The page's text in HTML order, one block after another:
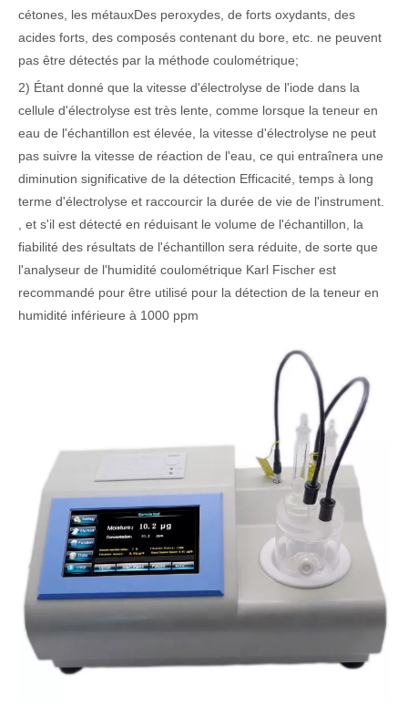
cétones, les métauxDes peroxydes, de forts oxydants, des
acides forts, des composés contenant du bore, etc. ne peuvent
pas être détectés par la méthode coulométrique;
2) Étant donné que la vitesse d'électrolyse de l'iode dans la
cellule d'électrolyse est très lente, comme lorsque la teneur en
eau de l'échantillon est élevée, la vitesse d'électrolyse ne peut
pas suivre la vitesse de réaction de l'eau, ce qui entraînera une
diminution significative de la détection Efficacité, temps à long
terme d'électrolyse et raccourcir la durée de vie de l'instrument.
, et s'il est détecté en réduisant le volume de l'échantillon, la
fiabilité des résultats de l'échantillon sera réduite, de sorte que
l'analyseur de l'humidité coulométrique Karl Fischer est
recommandé pour être utilisé pour la détection de la teneur en
humidité inférieure à 1000 ppm